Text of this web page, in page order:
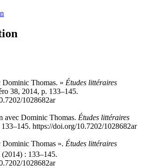
Dominic Thomas. » Études littéraires
38, 2014, p. 133–145.
1028682ar
avec Dominic Thomas. Études littéraires
https://doi.org/10.7202/1028682ar
Dominic Thomas ». Études littéraires
(2014) : 133–145.
1028682ar